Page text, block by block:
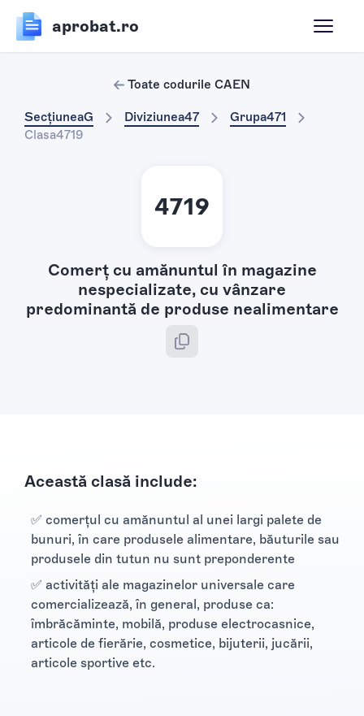
aprobat.ro
Toate codurile CAEN
SecțiuneaG Diviziunea47 Grupa471
Clasa4719
4719
Comerţ cu amănuntul în magazine
nespecializate, cu vânzare
predominantă de produse nealimentare
Această clasă include:
✅ comerţul cu amănuntul al unei largi palete de
bunuri, în care produsele alimentare, băuturile sau
produsele din tutun nu sunt preponderente
✅ activităţi ale magazinelor universale care
comercializează, în general, produse ca:
îmbrăcăminte, mobilă, produse electrocasnice,
articole de fierărie, cosmetice, bijuterii, jucării,
articole sportive etc.